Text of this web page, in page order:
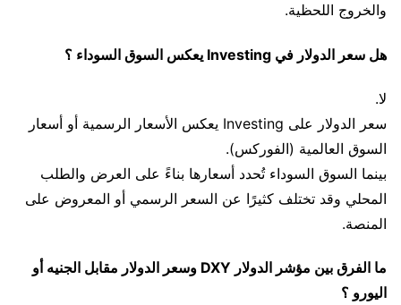
والخروج اللحظية.
هل سعر الدولار في Investing يعكس السوق السوداء ؟
لا.
سعر الدولار على Investing يعكس الأسعار الرسمية أو أسعار
السوق العالمية (الفوركس).
بينما السوق السوداء تُحدد أسعارها بناءً على العرض والطلب
المحلي وقد تختلف كثيرًا عن السعر الرسمي أو المعروض على
المنصة.
ما الفرق بين مؤشر الدولار DXY وسعر الدولار مقابل الجنيه أو
اليورو ؟